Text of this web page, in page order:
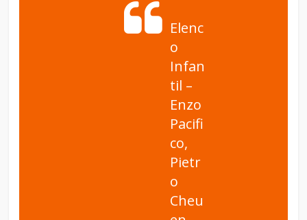
Elenc
o
Infan
til –
Enzo
Pacifi
co,
Pietr
o
Cheu